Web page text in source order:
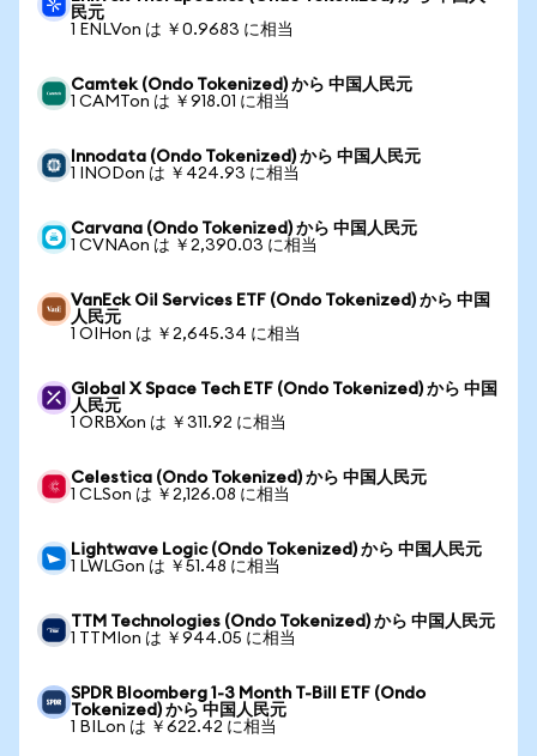
民元
1 ENLVon は ￥0.9683 に相当
Camtek (Ondo Tokenized) から 中国人民元
1 CAMTon は ￥918.01 に相当
Innodata (Ondo Tokenized) から 中国人民元
1 INODon は ￥424.93 に相当
Carvana (Ondo Tokenized) から 中国人民元
1 CVNAon は ￥2,390.03 に相当
VanEck Oil Services ETF (Ondo Tokenized) から 中国
人民元
1 OIHon は ￥2,645.34 に相当
Global X Space Tech ETF (Ondo Tokenized) から 中国
人民元
1 ORBXon は ￥311.92 に相当
Celestica (Ondo Tokenized) から 中国人民元
1 CLSon は ￥2,126.08 に相当
Lightwave Logic (Ondo Tokenized) から 中国人民元
1 LWLGon は ￥51.48 に相当
TTM Technologies (Ondo Tokenized) から 中国人民元
1 TTMIon は ￥944.05 に相当
SPDR Bloomberg 1-3 Month T-Bill ETF (Ondo
Tokenized) から 中国人民元
1 BILon は ￥622.42 に相当